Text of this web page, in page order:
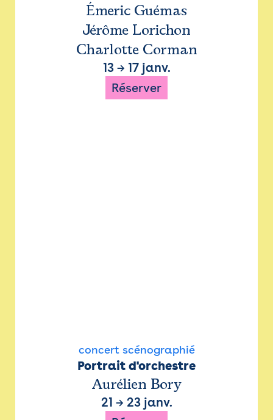
Émeric Guémas
Jérôme Lorichon
Charlotte Corman
13→ 17 janv.
Réserver
concert scénographié
Portrait d'orchestre
Aurélien Bory
21 → 23 janv.